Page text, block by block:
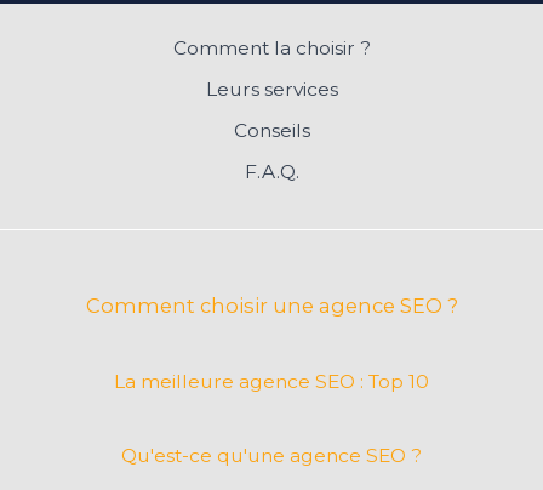
Comment la choisir ?
Leurs services
Conseils
F.A.Q.
Comment choisir une agence SEO ?
La meilleure agence SEO : Top 10
Qu'est-ce qu'une agence SEO ?